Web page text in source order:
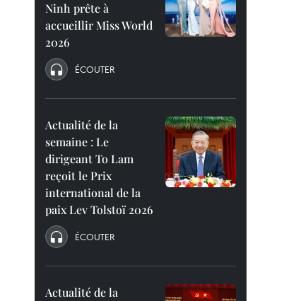
Ninh prête à
accueillir Miss World
2026
ÉCOUTER
Actualité de la
semaine : Le
dirigeant To Lam
reçoit le Prix
international de la
paix Lev Tolstoï 2026
ÉCOUTER
Actualité de la